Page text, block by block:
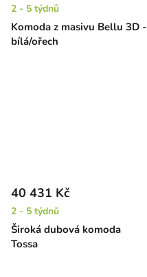
Komoda z masivu Bellu 3D -
bílá/ořech
2 - 5 týdnů
Široká dubová komoda
Tossa
40 431 Kč
2 - 5 týdnů